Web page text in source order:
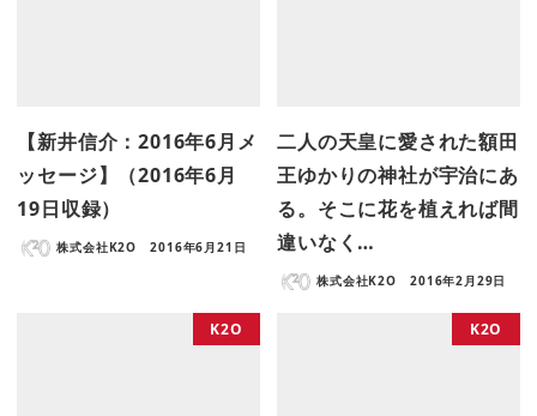
【新井信介：2016年6月メ
ッセージ】（2016年6月
19日収録）
株式会社K2O 2016年6月21日
二人の天皇に愛された額田
王ゆかりの神社が宇治にあ
る。そこに花を植えれば間
違いなく…
株式会社K2O 2016年2月29日
K2O K2O